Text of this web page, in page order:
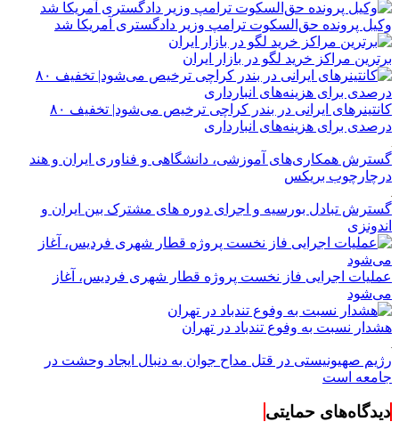
وکیل پرونده حق‌السکوت ترامپ وزیر دادگستری آمریکا شد
برترین مراکز خرید لگو در بازار ایران
کانتینرهای ایرانی در بندر کراچی ترخیص می‌شود| تخفیف ۸۰
درصدی برای هزینه‌های انبارداری
گسترش همکاری‌های آموزشی، دانشگاهی و فناوری ایران و هند
درچارچوب بریکس
گسترش تبادل بورسیه و اجرای دوره های مشترک بین ایران و
اندونزی
عملیات اجرایی فاز نخست پروژه قطار شهری فردیس، آغاز
می‌شود
هشدار نسبت به وفوع تندباد در تهران
رژیم صهیونیستی در قتل مداح جوان به دنبال ایجاد وحشت در
جامعه است
دیدگاه‌های حمایتی